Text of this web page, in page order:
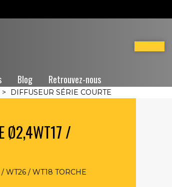
Blog Retrouvez-nous
>
DIFFUSEUR SÉRIE COURTE
Ø2,4WT17 /
WT26 / WT18 TORCHE